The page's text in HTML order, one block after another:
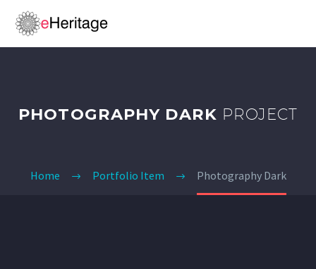
PHOTOGRAPHY DARK PROJECT
Home Portfolio Item Photography Dark